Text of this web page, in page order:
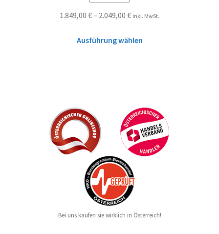
1.849,00 €– 2.049,00 € inkl. MwSt.
Ausführung wählen
Bei uns kaufen sie wirklich in Österreich!